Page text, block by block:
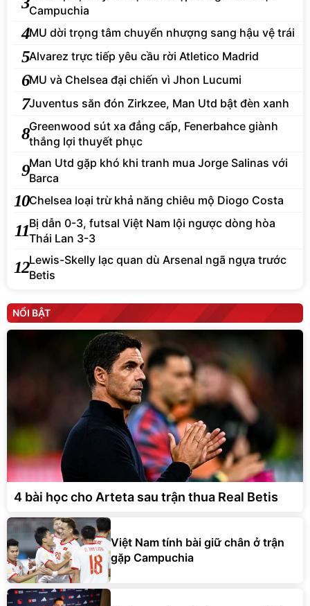
Campuchia
4MU dời trọng tâm chuyển nhượng sang hậu vệ trái
5Alvarez trực tiếp yêu cầu rời Atletico Madrid
6MU và Chelsea đại chiến vì Jhon Lucumi
7Juventus săn đón Zirkzee, Man Utd bật đèn xanh
8Greenwood sút xa đẳng cấp, Fenerbahce giành
thắng lợi thuyết phục
9Man Utd gặp khó khi tranh mua Jorge Salinas với
Barca
10Chelsea loại trừ khả năng chiêu mộ Diogo Costa
11Bị dẫn 0-3, futsal Việt Nam lội ngược dòng hòa
Thái Lan 3-3
12Lewis-Skelly lạc quan dù Arsenal ngã ngựa trước
Betis
NỔI BẬT
4 bài học cho Arteta sau trận thua Real Betis
Việt Nam tính bài giữ chân ở trận
gặp Campuchia